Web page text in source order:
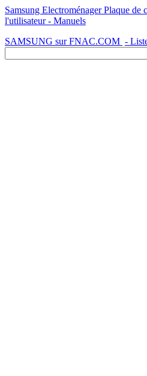
Samsung Electroménager Plaque
l'utilisateur - Manuels
SAMSUNG sur FNAC.COM -